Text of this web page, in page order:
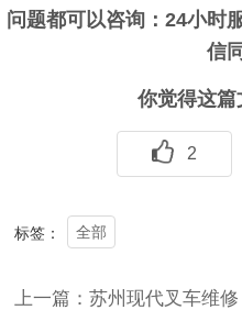
问题都可以咨询：24小时
信
你觉得这篇
2
标签： 全部
上一篇：苏州现代叉车维修